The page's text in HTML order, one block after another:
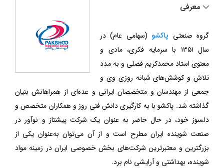
معرفی
گروه صنعتی پاکشو (سهامی عام) در
سال ۱۳۵۱ با سرمایه فکری، مادی و
معنوی استاد محمدکریم فضلی و به مدد
تلاش و کوشش‌های شبانه روزی وی و
جمعی از مهندسان و متخصصان ایرانی و عده‌ای از همراهانش بنیان
گذاشته شد. پاکشو با به کارگیری دانش فنی روز و همکاران متخصص و
دلسوز خود، در حال حاضر به عنوان یک شرکت پیشتاز و نوآور در
صنعت شوینده ایران مطرح است و از آن می‌توان به‌عنوان یکی از
بزرگترین و معتبرترین شرکت‌های بخش خصوصی ایران در زمینه مواد
شوینده، بهداشتی و آرایشی نام برد.